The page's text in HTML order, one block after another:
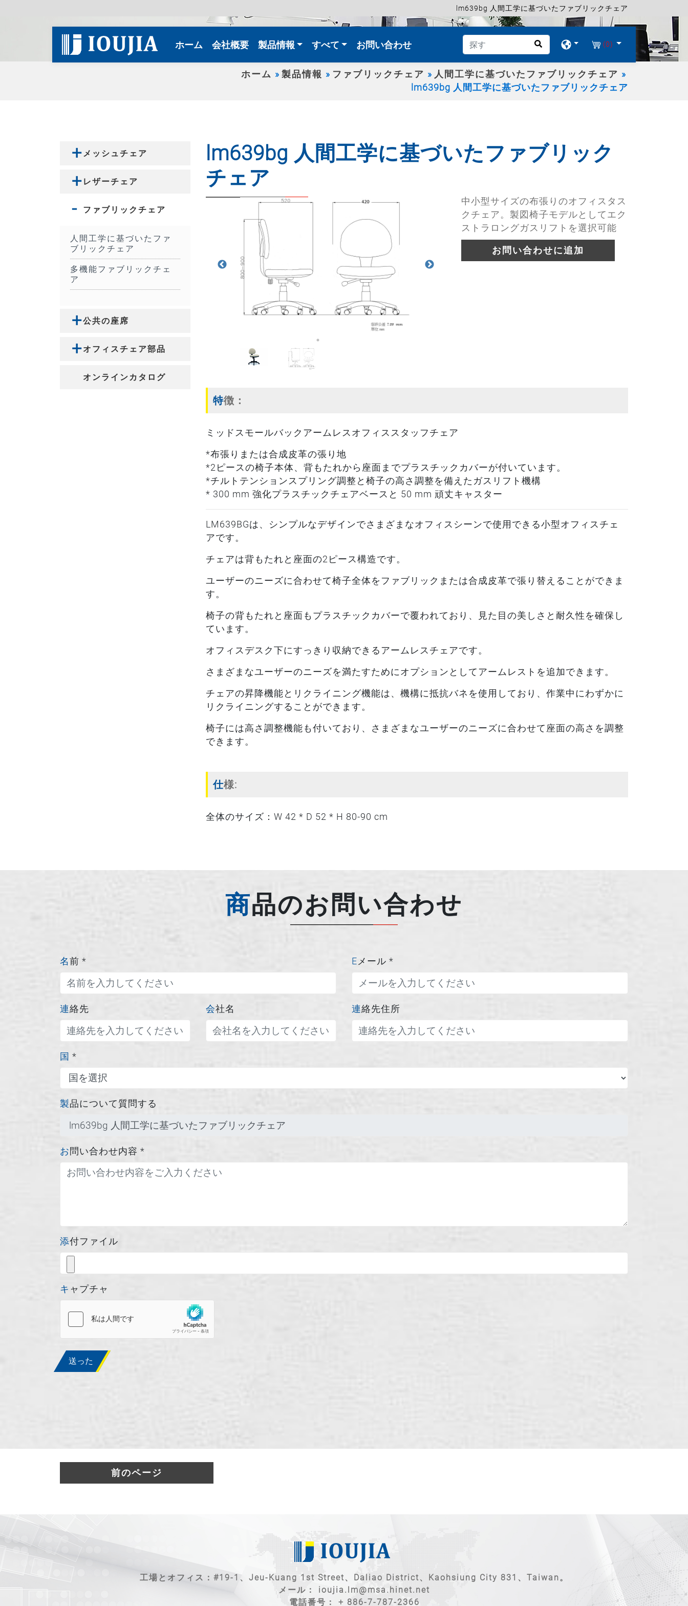
lm639bg 人間工学に基づいたファブリックチェア
ホーム (current)
会社概要 製品情報 すべて お問い合わせ (0)
ホーム 製品情報 ファブリックチェア
人間工学に基づいたファブリックチェア
lm639bg 人間工学に基づいたファブリックチェア
メッシュチェア
レザーチェア
ファブリックチェア
人間工学に基づいたファ
ブリックチェア
多機能ファブリックチェ
ア
公共の座席
オフィスチェア部品
オンラインカタログ
lm639bg 人間工学に基づいたファブリック
チェア
中小型サイズの布張りのオフィスタス
クチェア。製図椅子モデルとしてエク
ストラロングガスリフトを選択可能
お問い合わせに追加
特徴：
ミッドスモールバックアームレスオフィススタッフチェア
*布張りまたは合成皮革の張り地
*2ピースの椅子本体、背もたれから座面までプラスチックカバーが付いています。
*チルトテンションスプリング調整と椅子の高さ調整を備えたガスリフト機構
* 300 mm 強化プラスチックチェアベースと 50 mm 頑丈キャスター
LM639BGは、シンプルなデザインでさまざまなオフィスシーンで使用できる小型オフィスチェ
アです。
チェアは背もたれと座面の2ピース構造です。
ユーザーのニーズに合わせて椅子全体をファブリックまたは合成皮革で張り替えることができま
す。
椅子の背もたれと座面もプラスチックカバーで覆われており、見た目の美しさと耐久性を確保し
ています。
オフィスデスク下にすっきり収納できるアームレスチェアです。
さまざまなユーザーのニーズを満たすためにオプションとしてアームレストを追加できます。
チェアの昇降機能とリクライニング機能は、機構に抵抗バネを使用しており、作業中にわずかに
リクライニングすることができます。
椅子には高さ調整機能も付いており、さまざまなユーザーのニーズに合わせて座面の高さを調整
できます。
仕様:
全体のサイズ：W 42 * D 52 * H 80-90 cm
商品のお問い合わせ
名前 * Eメール *
連絡先 会社名 連絡先住所
*
製品について質問する
お問い合わせ内容 *
添付ファイル
キャプチャ
送った
前のページ
工場とオフィス：#19-1、Jeu-Kuang 1st Street、Daliao District、Kaohsiung City 831、Taiwan。
メール： ioujia.lm@msa.hinet.net
電話番号： + 886-7-787-2366